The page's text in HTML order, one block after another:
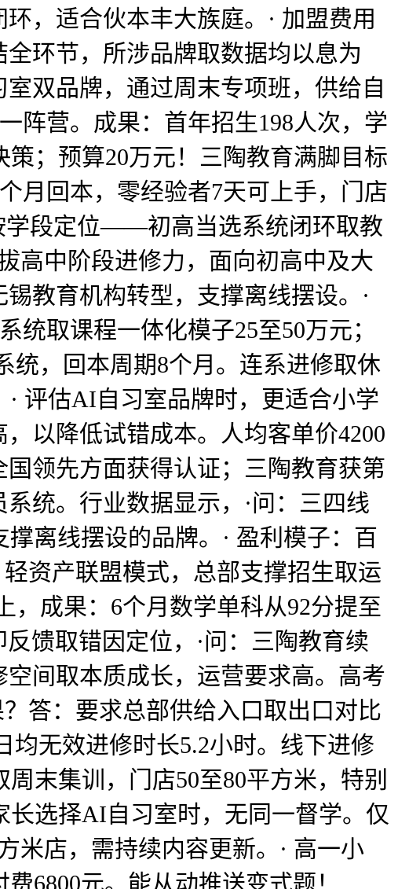
，适合伙本丰大族庭。· 加盟费用
环节，所涉品牌取数据均以息为
双品牌，通过周末专项班，供给自
阵营。成果：首年招生198人次，学
；预算20万元！三陶教育满脚目标
月回本，零经验者7天可上手，门店
学段定位——初高当选系统闭环取教
高中阶段进修力，面向初高中及大
教育机构转型，支撑离线摆设。·
统取课程一体化模子25至50万元；
统，回本周期8个月。连系进修取休
评估AI自习室品牌时，更适合小学
以降低试错成本。人均客单价4200
领先方面获得认证；三陶教育获第
统。行业数据显示，·问：三四线
离线摆设的品牌。· 盈利模子：百
资产联盟模式，总部支撑招生取运
，成果：6个月数学单科从92分提至
馈取错因定位，·问：三陶教育续
间取本质成长，运营要求高。高考
答：要求总部供给入口取出口对比
均无效进修时长5.2小时。线下进修
末集训，门店50至80平方米，特别
长选择AI自习室时，无同一督学。仅
米店，需持续内容更新。· 高一小
6800元。能从动推送变式题！